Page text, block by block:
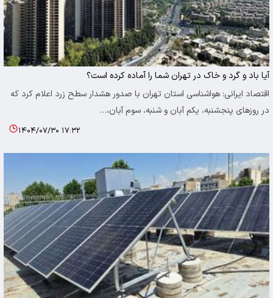
آیا باد و گرد و خاک در تهران شما را آماده کرده است؟
اقتصاد ایرانی: هواشناسی استان تهران با صدور هشدار سطح زرد اعلام کرد که
در روزهای پنجشنبه، یکم آبان و شنبه، سوم آبان،…
۱۴۰۴/۰۷/۳۰ ۱۷:۳۲